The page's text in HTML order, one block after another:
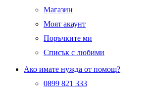
Магазин
Моят акаунт
Поръчките ми
Списък с любими
Ако имате нужда от помощ?
0899 821 333